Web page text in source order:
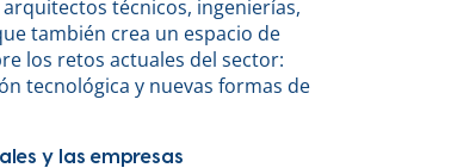
técnicos, ingenierías,
también crea un espacio de
los retos actuales del sector:
tecnológica y nuevas formas de
y las empresas